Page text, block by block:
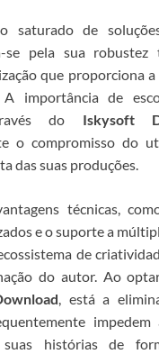
saturado de
se pela sua robustez
que proporciona
A importância de
do Iskysoft
o compromisso do
das suas produções.
técnicas,
e o suporte a
de
do autor. Ao
, está a
impedem
suas histórias de